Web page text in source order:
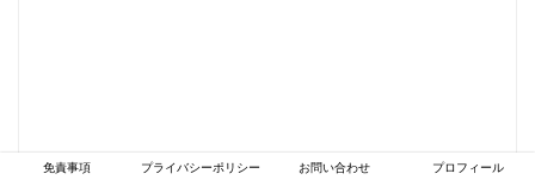
免責事項 プライバシーポリシー お問い合わせ プロフィール